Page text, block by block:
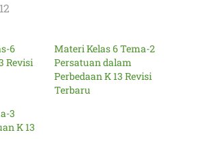
6
Revisi
Materi Kelas 6 Tema-2
Persatuan dalam
Perbedaan K 13 Revisi
Terbaru
3
K 13